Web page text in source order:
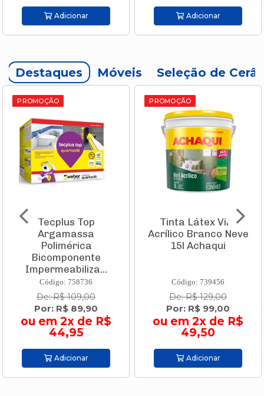
Adicionar Adicionar
Destaques Móveis Seleção de
R$
Tinta Látex Vinil
Acrílico Branco Neve
15l Achaqui
Código: 739456
De: R$ 129,00
Por: R$ 99,00
ou em 2x de R$
Aspirador
Vertical Vcl 1
1000w
Código:
De: R$
Por: R$
ou em 4x